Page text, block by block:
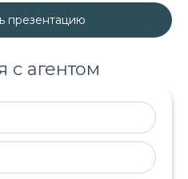
презентацию
с агентом